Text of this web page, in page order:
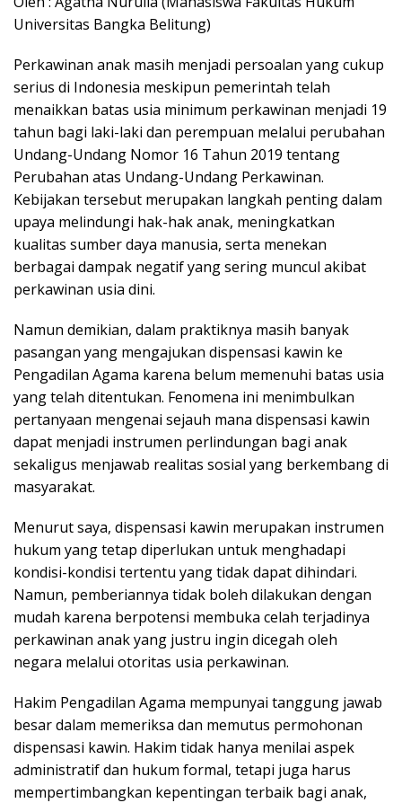
Universitas Bangka Belitung)
Perkawinan anak masih menjadi persoalan yang cukup
serius di Indonesia meskipun pemerintah telah
menaikkan batas usia minimum perkawinan menjadi 19
tahun bagi laki-laki dan perempuan melalui perubahan
Undang-Undang Nomor 16 Tahun 2019 tentang
Perubahan atas Undang-Undang Perkawinan.
Kebijakan tersebut merupakan langkah penting dalam
upaya melindungi hak-hak anak, meningkatkan
kualitas sumber daya manusia, serta menekan
berbagai dampak negatif yang sering muncul akibat
perkawinan usia dini.
Namun demikian, dalam praktiknya masih banyak
pasangan yang mengajukan dispensasi kawin ke
Pengadilan Agama karena belum memenuhi batas usia
yang telah ditentukan. Fenomena ini menimbulkan
pertanyaan mengenai sejauh mana dispensasi kawin
dapat menjadi instrumen perlindungan bagi anak
sekaligus menjawab realitas sosial yang berkembang di
masyarakat.
Menurut saya, dispensasi kawin merupakan instrumen
hukum yang tetap diperlukan untuk menghadapi
kondisi-kondisi tertentu yang tidak dapat dihindari.
Namun, pemberiannya tidak boleh dilakukan dengan
mudah karena berpotensi membuka celah terjadinya
perkawinan anak yang justru ingin dicegah oleh
negara melalui otoritas usia perkawinan.
Hakim Pengadilan Agama mempunyai tanggung jawab
besar dalam memeriksa dan memutus permohonan
dispensasi kawin. Hakim tidak hanya menilai aspek
administratif dan hukum formal, tetapi juga harus
mempertimbangkan kepentingan terbaik bagi anak,